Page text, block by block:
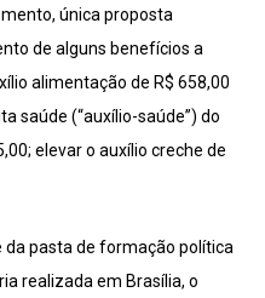
única proposta
de alguns benefícios a
alimentação de R$ 658,00
saúde (“auxílio-saúde”) do
elevar o auxílio creche de
da pasta de formação política
realizada em Brasília, o